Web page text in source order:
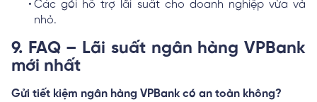
Các gói hỗ trợ lãi suất cho doanh nghiệp vừa và
nhỏ.
9. FAQ – Lãi suất ngân hàng VPBank
mới nhất
Gửi tiết kiệm ngân hàng VPBank có an toàn không?